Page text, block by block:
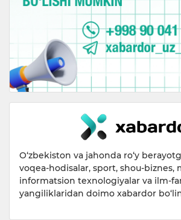
O‘zbekiston va jahonda ro‘y
voqea-hodisalar, sport, shou-biznes,
informatsion texnologiyalar va ilm-
yangiliklaridan doimo xabardor